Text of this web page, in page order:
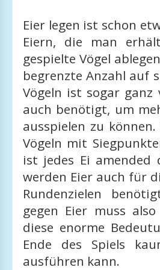
Eier legen ist schon
Eiern, die man
gespielte Vögel
begrenzte Anzahl auf
Vögeln ist sogar ganz
auch benötigt, um
ausspielen zu
Vögeln mit
ist jedes Ei amended
werden Eier auch für
Rundenzielen
gegen Eier muss
diese enorme
Ende des Spiels
ausführen kann.